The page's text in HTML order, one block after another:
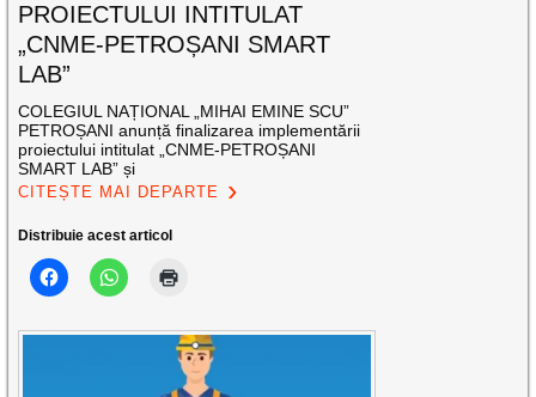
PROIECTULUI INTITULAT
„CNME-PETROȘANI SMART
LAB”
COLEGIUL NAȚIONAL „MIHAI EMINE SCU”
PETROȘANI anunță finalizarea implementării
proiectului intitulat „CNME-PETROȘANI
SMART LAB” și
CITEȘTE MAI DEPARTE
Distribuie acest articol